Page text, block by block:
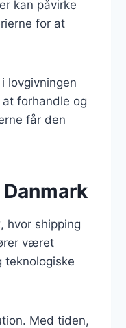
kan påvirke
for at
lovgivningen
forhandle og
får den
hvor shipping
været
teknologiske
Med tiden,